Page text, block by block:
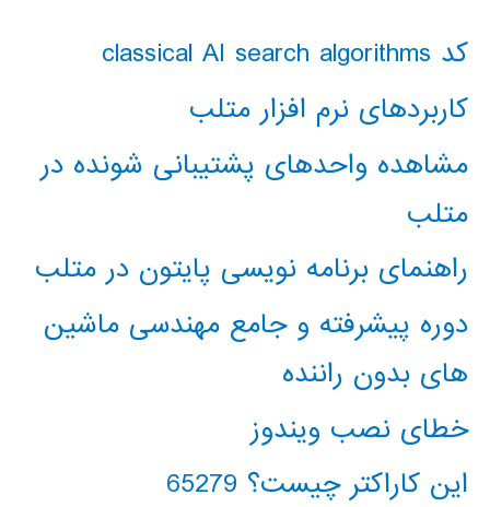
کد classical AI search algorithms
کاربردهای نرم افزار متلب
مشاهده واحدهای پشتیبانی شونده در
متلب
راهنمای برنامه نویسی پایتون در متلب
دوره پیشرفته و جامع مهندسی ماشین
های بدون راننده
خطای نصب ویندوز
این کاراکتر چیست؟ 65279